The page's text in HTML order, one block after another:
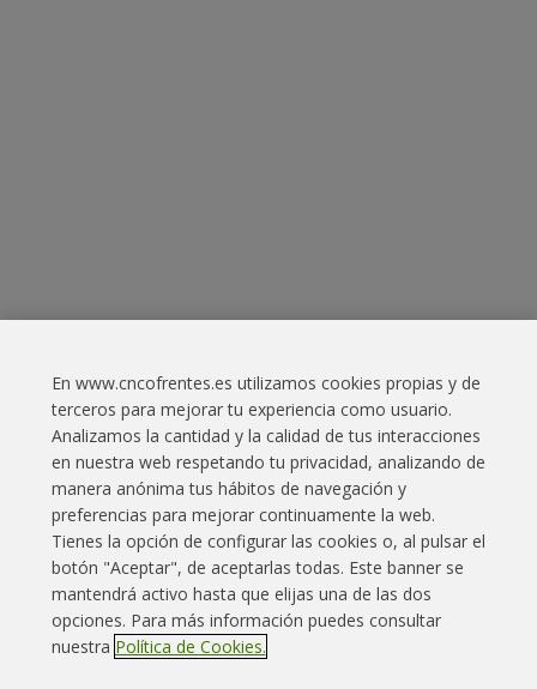
Enlaces interés Contacto Aviso legal
Política Cookies Política privacidad Mapa web
En www.cncofrentes.es utilizamos cookies propias y de
terceros para mejorar tu experiencia como usuario.
Analizamos la cantidad y la calidad de tus interacciones
en nuestra web respetando tu privacidad, analizando de
manera anónima tus hábitos de navegación y
preferencias para mejorar continuamente la web.
Tienes la opción de configurar las cookies o, al pulsar el
botón "Aceptar", de aceptarlas todas. Este banner se
mantendrá activo hasta que elijas una de las dos
opciones. Para más información puedes consultar
nuestra Política de Cookies.